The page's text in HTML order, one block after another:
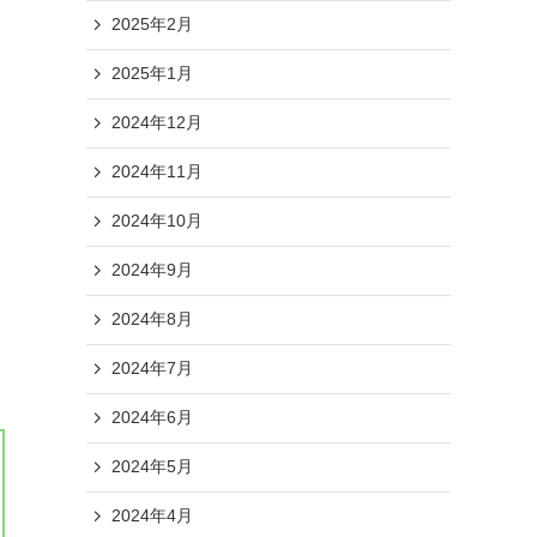
2025年2月
2025年1月
2024年12月
2024年11月
2024年10月
2024年9月
2024年8月
2024年7月
2024年6月
2024年5月
2024年4月